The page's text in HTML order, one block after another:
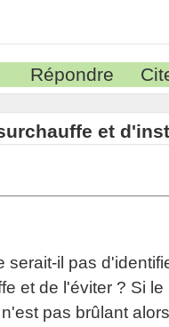
Répondre
et
serait-il pas
et de l'éviter ? Si le
pas brûlant